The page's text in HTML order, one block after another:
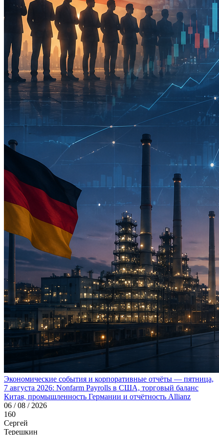
Экономические события и корпоративные отчёты — пятница,
7 августа 2026: Nonfarm Payrolls в США, торговый баланс
Китая, промышленность Германии и отчётность Allianz
06 / 08 / 2026
160
Сергей
Терешкин